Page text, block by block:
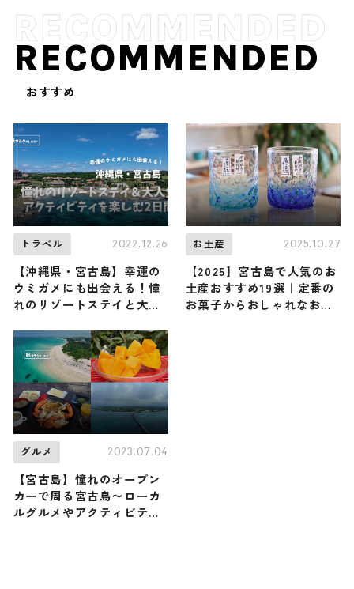
RECOMMENDED
おすすめ
トラベル 2022.12.26
【沖縄県・宮古島】幸運の
ウミガメにも出会える！憧
れのリゾートステイと大人
日間
お土産 2025.10.27
【2025】宮古島で人気のお
土産おすすめ19選｜定番の
お菓子からおしゃれなお土
グルメ 2023.07.04
【宮古島】憧れのオープン
カーで周る宮古島〜ローカ
ルグルメやアクティビティ